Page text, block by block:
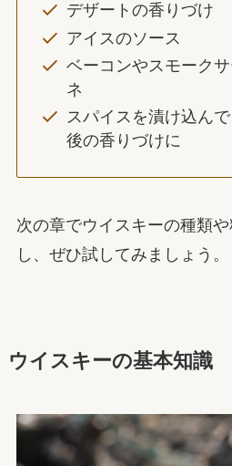
デザートの香りづけ
アイスのソース
ベーコンやスモーク
ネ
スパイスを漬け込ん
後の香りづけに
次の章でウイスキーの種類
し、ぜひ試してみましょう。
ウイスキーの基本知識